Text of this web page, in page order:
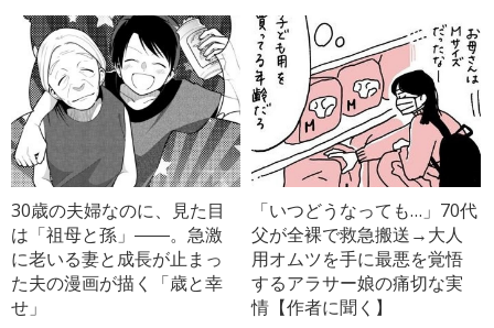
30歳の夫婦なのに、見た目
は「祖母と孫」――。急激
に老いる妻と成長が止まっ
た夫の漫画が描く「歳と幸
せ」
「いつどうなっても…」70代
父が全裸で救急搬送→大人
用オムツを手に最悪を覚悟
するアラサー娘の痛切な実
情【作者に聞く】